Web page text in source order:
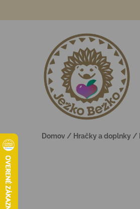
Domov / Hračky a doplnky /